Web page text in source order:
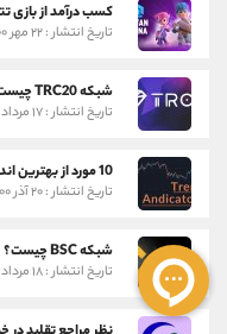
کسب درآمد از بازی
تاریخ انتشار : ۲۲ مهر ۱۴۰۰
شبکه TRC20 چیست؟
تاریخ انتشار : ۱۷ مرداد ۱۴۰۰
10 مورد از بهترین اندیکاتورهای تشخیص روند
تاریخ انتشار : ۲۰ آذر ۱۴۰۰
شبکه BSC چیست؟
تاریخ انتشار : ۱۸ مرداد ۱۴۰۰